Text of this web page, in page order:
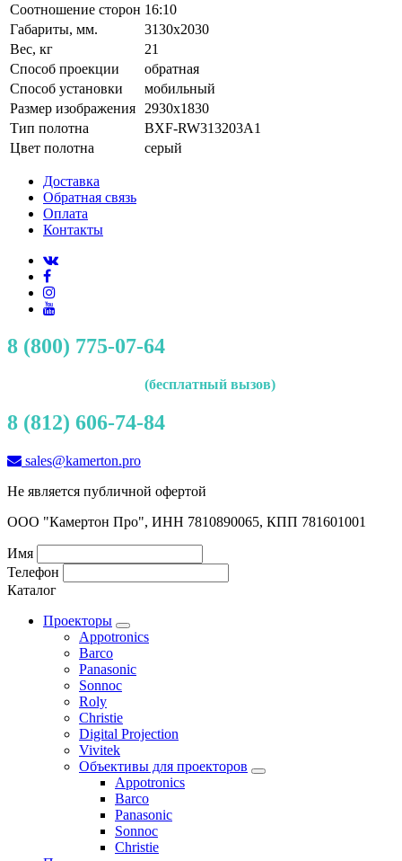
Соотношение сторон 16:10
Габариты, мм.
3130x2030
Вес, кг
21
Способ проекции
обратная
Способ установки
мобильный
Размер изображения
2930x1830
Тип полотна
BXF-RW313203A1
Цвет полотна
серый
Доставка
Обратная связь
Оплата
Контакты
8 (800) 775-07-64
(бесплатный вызов)
8 (812) 606-74-84
sales@kamerton.pro
Не является публичной офертой
ООО "Камертон Про", ИНН 7810890065, КПП 781601001
Имя
Телефон
Каталог
Проекторы
Appotronics
Barco
Panasonic
Sonnoc
Roly
Christie
Digital Projection
Vivitek
Объективы для проекторов
Appotronics
Barco
Panasonic
Sonnoc
Сhristie